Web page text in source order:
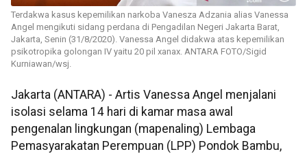
Terdakwa kasus kepemilikan narkoba Vanesza Adzania alias Vanessa
Angel mengikuti sidang perdana di Pengadilan Negeri Jakarta Barat,
Jakarta, Senin (31/8/2020). Vanessa Angel didakwa atas kepemilikan
psikotropika golongan IV yaitu 20 pil xanax. ANTARA FOTO/Sigid
Kurniawan/wsj.
Jakarta (ANTARA) - Artis Vanessa Angel menjalani
isolasi selama 14 hari di kamar masa awal
pengenalan lingkungan (mapenaling) Lembaga
Pemasyarakatan Perempuan (LPP) Pondok Bambu,